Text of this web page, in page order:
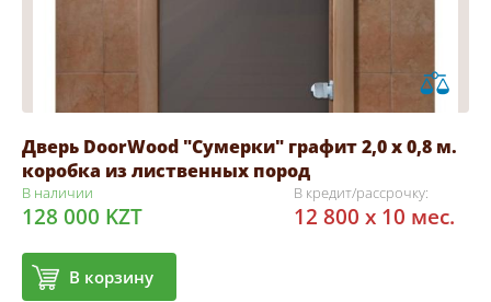
Дверь DoorWood "Сумерки" графит 2,0 х 0,8 м.
коробка из лиственных пород
В наличии
128 000 KZT
В корзину
В кредит/рассрочку:
12 800 x 10 мес.